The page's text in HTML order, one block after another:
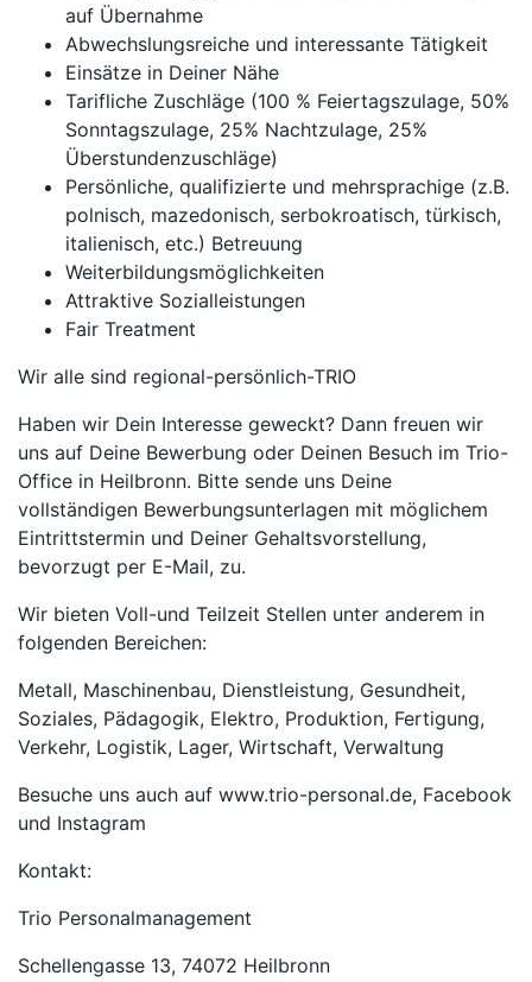
auf Übernahme
Abwechslungsreiche und interessante Tätigkeit
Einsätze in Deiner Nähe
Tarifliche Zuschläge (100 % Feiertagszulage, 50%
Sonntagszulage, 25% Nachtzulage, 25%
Überstundenzuschläge)
Persönliche, qualifizierte und mehrsprachige (z.B.
polnisch, mazedonisch, serbokroatisch, türkisch,
italienisch, etc.) Betreuung
Weiterbildungsmöglichkeiten
Attraktive Sozialleistungen
Fair Treatment
Wir alle sind regional-persönlich-TRIO
Haben wir Dein Interesse geweckt? Dann freuen wir
uns auf Deine Bewerbung oder Deinen Besuch im Trio-
Office in Heilbronn. Bitte sende uns Deine
vollständigen Bewerbungsunterlagen mit möglichem
Eintrittstermin und Deiner Gehaltsvorstellung,
bevorzugt per E-Mail, zu.
Wir bieten Voll-und Teilzeit Stellen unter anderem in
folgenden Bereichen:
Metall, Maschinenbau, Dienstleistung, Gesundheit,
Soziales, Pädagogik, Elektro, Produktion, Fertigung,
Verkehr, Logistik, Lager, Wirtschaft, Verwaltung
Besuche uns auch auf www.trio-personal.de, Facebook
und Instagram
Kontakt:
Trio Personalmanagement
Schellengasse 13, 74072 Heilbronn